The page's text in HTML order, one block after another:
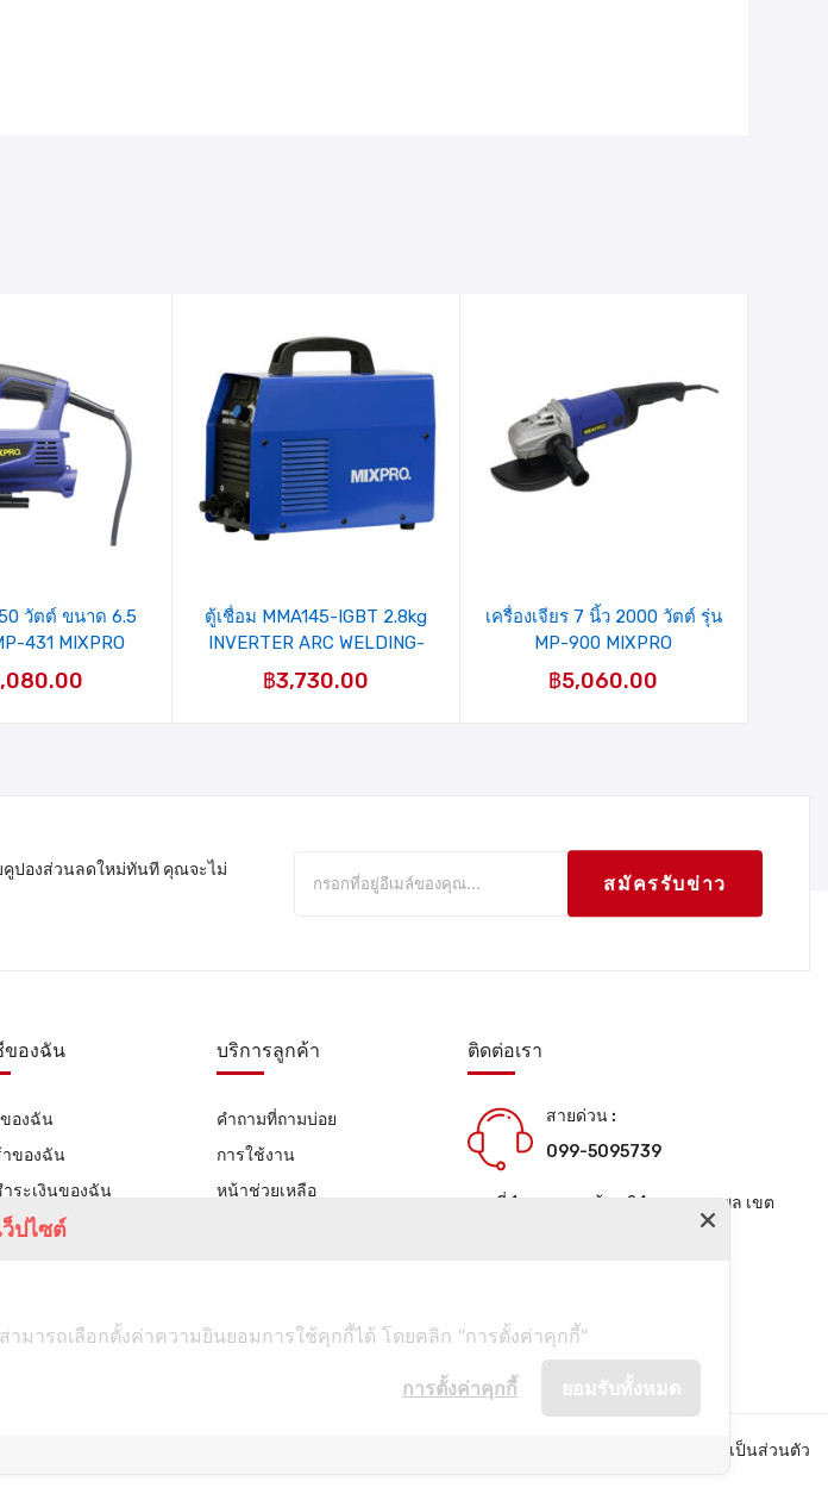
วัตต์ ขนาด 6.5
431 MIXPRO
รายการ
สินค้าที่
ตู้เชื่อม MMA145-IGBT 2.8kg
INVERTER ARC WELDING-
IGBT (1phase/220V) MIXPRO
(21-003-003)
฿3,730.00
เครื่องเจียร 7 นิ้ว 2000 วัตต์ รุ่น
MP-900 MIXPRO
฿5,060.00
ปองส่วนลดใหม่ทันที คุณจะไม่
สมัครรับข่าว
องฉัน
องฉัน
าของฉัน
ำระเงินของฉัน
บริการลูกค้า
คำถามที่ถามบ่อย
การใช้งาน
หน้าช่วยเหลือ
ติดต่อเรา
สายด่วน :
099-5095739
เลขที่ 1 ซอยลาดพร้าว 24 แขวงจอมพล เขต
นโยบายความเป็นส่วนตัว
ปไซต์
มารถเลือกตั้งค่าความยินยอมการใช้คุกกี้ได้ โดยคลิก "การตั้งค่าคุกกี้"
ยอมรับทั้งหมด
การตั้งค่าคุกกี้